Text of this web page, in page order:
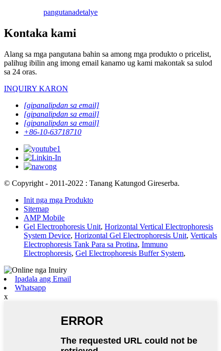
pangutanadetalye
Kontaka kami
Alang sa mga pangutana bahin sa among mga produkto o pricelist,
palihug ibilin ang imong email kanamo ug kami makontak sa sulod
sa 24 oras.
INQUIRY KARON
[gipanalipdan sa email]
[gipanalipdan sa email]
[gipanalipdan sa email]
+86-10-63718710
© Copyright - 2011-2022 : Tanang Katungod Gireserba.
Init nga mga Produkto
Sitemap
AMP Mobile
Gel Electrophoresis Unit, Horizontal Vertical Electrophoresis
System Device, Horizontal Gel Electrophoresis Unit, Verticals
Electrophoresis Tank Para sa Protina, Immuno
Electrophoresis, Gel Electrophoresis Buffer System,
Ipadala ang Email
Whatsapp
x